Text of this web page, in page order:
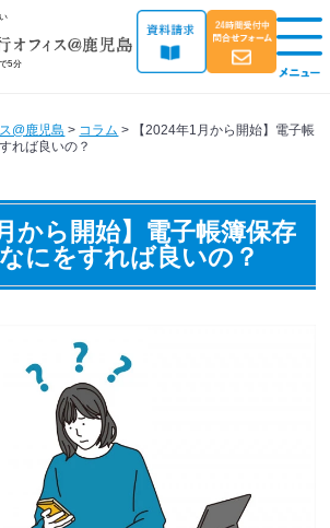
5分
@鹿児島 > コラム >
【2024年1月から開始】電子帳
れば良いの？
から開始】電子帳簿保存
にをすれば良いの？